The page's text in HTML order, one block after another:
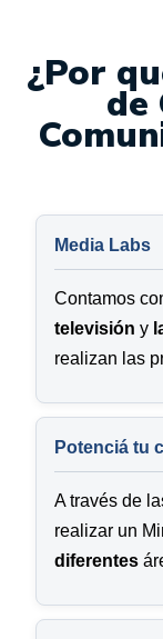
¿Por
de
Media Labs
Contamos
televisión y
realizan las
Potenciá tu
A través de
realizar un
diferentes